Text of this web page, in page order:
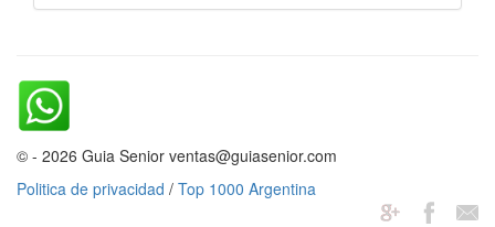
© - 2026 Guia Senior ventas@guiasenior.com
Politica de privacidad / Top 1000 Argentina